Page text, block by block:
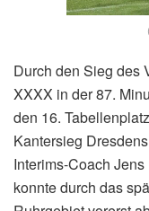
Durch den Sieg des
XXXX in der 87.
den 16.
Kantersieg
Interims-Coach
konnte durch das